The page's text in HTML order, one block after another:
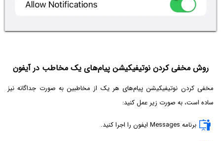
روش مخفی کردن نوتیفیکیشن پیام‌های یک مخاطب در آیفون
مخفی کردن نوتیفیکیشن پیام‌های هر یک از مخاطبین به صورت جداگانه نیز
ساده است، به صورت زیر عمل کنید:
برنامه Messages ایفون را اجرا کنید.